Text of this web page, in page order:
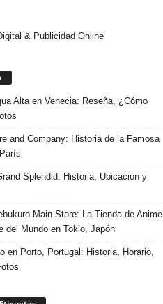
& Publicidad Online
Alta en Venecia: Reseña, ¿Cómo
and Company: Historia de la Famosa
Splendid: Historia, Ubicación y
Main Store: La Tienda de Anime
del Mundo en Tokio, Japón
en Porto, Portugal: Historia, Horario,